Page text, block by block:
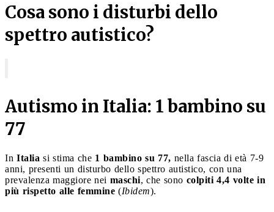
Cosa sono i disturbi dello
spettro autistico?
Autismo in Italia: 1 bambino su
77
In Italia si stima che 1 bambino su 77, nella fascia di età 7-9
anni, presenti un disturbo dello spettro autistico, con una
prevalenza maggiore nei maschi, che sono colpiti 4,4 volte in
più rispetto alle femmine (Ibidem).